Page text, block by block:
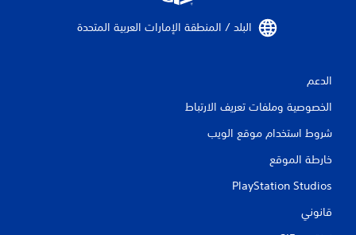
البلد / المنطقة الإمارات العربية المتحدة‏
الدعم
الخصوصية وملفات تعريف الارتباط
شروط استخدام موقع الويب
خارطة الموقع
PlayStation Studios
قانوني